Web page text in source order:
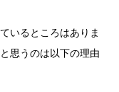
いるところはありま
思うのは以下の理由